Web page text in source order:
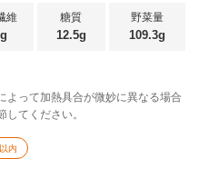
維 糖質
12.5g
野菜量
109.3g
よって加熱具合が微妙に異なる場合
てください。
内